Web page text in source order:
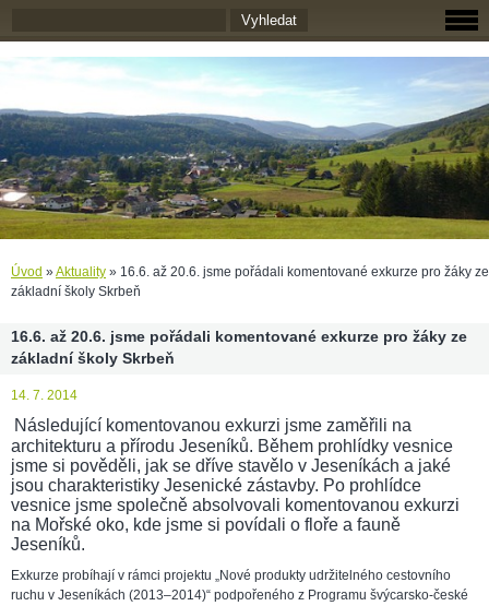
Úvod »Aktuality » 16.6. až 20.6. jsme pořádali komentované exkurze pro žáky ze
základní školy Skrbeň
16.6. až 20.6. jsme pořádali komentované exkurze pro žáky ze
základní školy Skrbeň
14. 7. 2014
Následující komentovanou exkurzi jsme zaměřili na
architekturu a přírodu Jeseníků. Během prohlídky vesnice
jsme si pověděli, jak se dříve stavělo v Jeseníkách a jaké
jsou charakteristiky Jesenické zástavby. Po prohlídce
vesnice jsme společně absolvovali komentovanou exkurzi
na Mořské oko, kde jsme si povídali o floře a fauně
Jeseníků.
Exkurze probíhají v rámci projektu „Nové produkty udržitelného cestovního
ruchu v Jeseníkách (2013–2014)“ podpořeného z Programu švýcarsko-české